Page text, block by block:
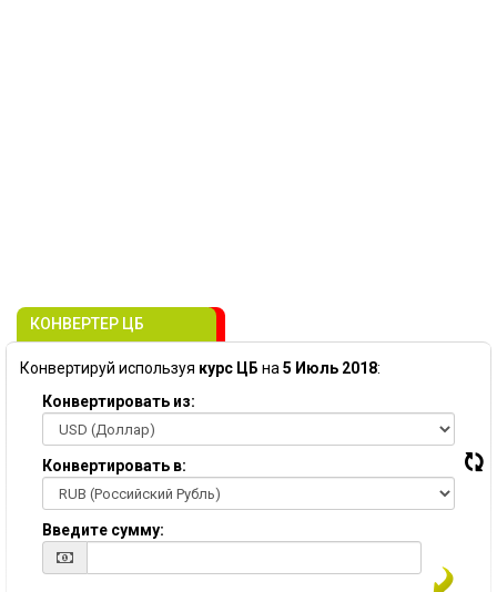
КОНВЕРТЕР ЦБ
Конвертируй используя курс ЦБ на 5 Июль 2018:
Конвертировать из:
Конвертировать в:
Введите сумму: